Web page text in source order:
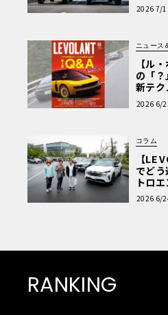
極的ア
2026 7/1
ニュース
【ル
の「
新テク
車Q&A
2026 6/
コラム
【LE
でど
トロ
読者一
2026 6/
RANKING